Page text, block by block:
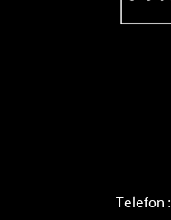
Telefon :